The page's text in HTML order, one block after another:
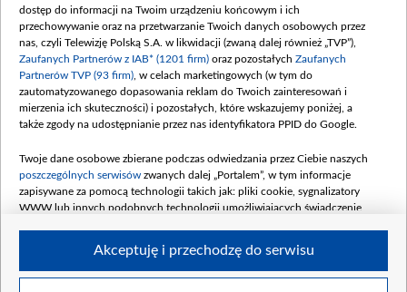
dostęp do informacji na Twoim urządzeniu końcowym i ich
przechowywanie oraz na przetwarzanie Twoich danych osobowych przez
nas, czyli Telewizję Polską S.A. w likwidacji (zwaną dalej również „TVP”),
Zaufanych Partnerów z IAB* (1201 firm) oraz pozostałych Zaufanych
Partnerów TVP (93 firm) , w celach marketingowych (w tym do
zautomatyzowanego dopasowania reklam do Twoich zainteresowań i
mierzenia ich skuteczności) i pozostałych, które wskazujemy poniżej, a
także zgody na udostępnianie przez nas identyfikatora PPID do Google.
Twoje dane osobowe zbierane podczas odwiedzania przez Ciebie naszych
poszczególnych serwisów zwanych dalej „Portalem”, w tym informacje
zapisywane za pomocą technologii takich jak: pliki cookie, sygnalizatory
WWW lub innych podobnych technologii umożliwiających świadczenie
Akceptuję i przechodzę do serwisu